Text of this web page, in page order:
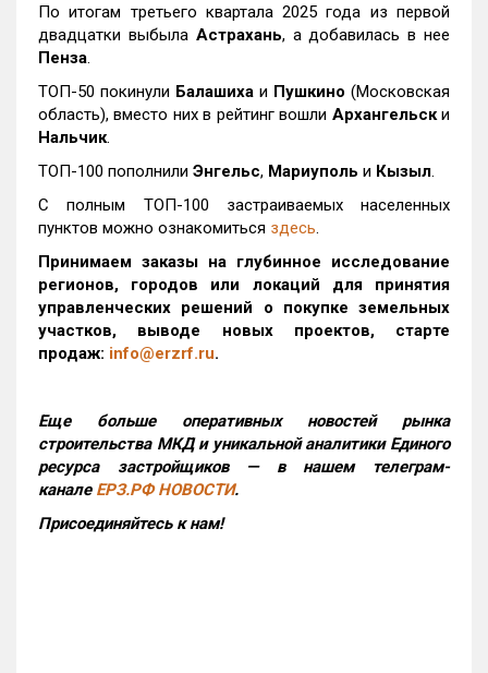
По итогам третьего квартала 2025 года из первой
двадцатки выбыла Астрахань, а добавилась в нее
Пенза.
ТОП-50 покинули Балашиха и Пушкино (Московская
область), вместо них в рейтинг вошли Архангельски
Нальчик.
ТОП-100 пополнили Энгельс, Мариуполь и Кызыл.
С полным ТОП-100 застраиваемых населенных
пунктов можно ознакомиться здесь.
Принимаем заказы на глубинное исследование
регионов, городов или локаций для принятия
управленческих решений о покупке земельных
участков, выводе новых проектов, старте
продаж: info@erzrf.ru.
Еще больше оперативных новостей рынка
строительства МКД и уникальной аналитики Единого
ресурса застройщиков — в нашем телеграм-
канале ЕРЗ.РФ НОВОСТИ.
Присоединяйтесь к нам!